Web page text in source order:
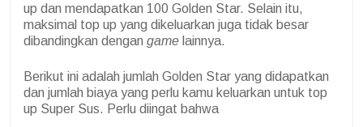
up dan mendapatkan 100 Golden Star. Selain itu,
maksimal top up yang dikeluarkan juga tidak besar
dibandingkan dengan game lainnya.
Berikut ini adalah jumlah Golden Star yang didapatkan
dan jumlah biaya yang perlu kamu keluarkan untuk top
up Super Sus. Perlu diingat bahwa